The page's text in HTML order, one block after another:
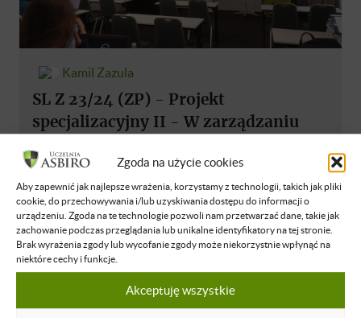
Zgoda na użycie cookies
Aby zapewnić jak najlepsze wrażenia, korzystamy z technologii, takich jak pliki
cookie, do przechowywania i/lub uzyskiwania dostępu do informacji o
urządzeniu. Zgoda na te technologie pozwoli nam przetwarzać dane, takie jak
zachowanie podczas przeglądania lub unikalne identyfikatory na tej stronie.
Brak wyrażenia zgody lub wycofanie zgody może niekorzystnie wpłynąć na
niektóre cechy i funkcje.
Akceptuję wszystkie
Kamil Zazula
SL Z 23/24 (ZP) - Projekt
specjalizacyjny II - W zarządzaniu
NIEDOSTĘPNE